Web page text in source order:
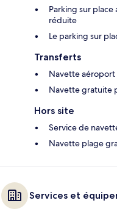
Parking sur
réduite
Le parking sur
Transferts
Navette
Navette gratuite
Hors site
Service de
Navette plage
Services et